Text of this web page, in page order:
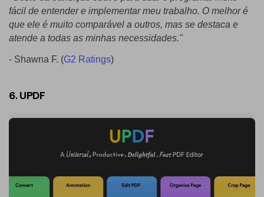
fácil de entender e implementar meu trabalho. O melhor é
que ele é muito comparável a outros, mas se destaca e
atende a todas as minhas necessidades."
- Shawna F. (G2 Ratings)
6. UPDF